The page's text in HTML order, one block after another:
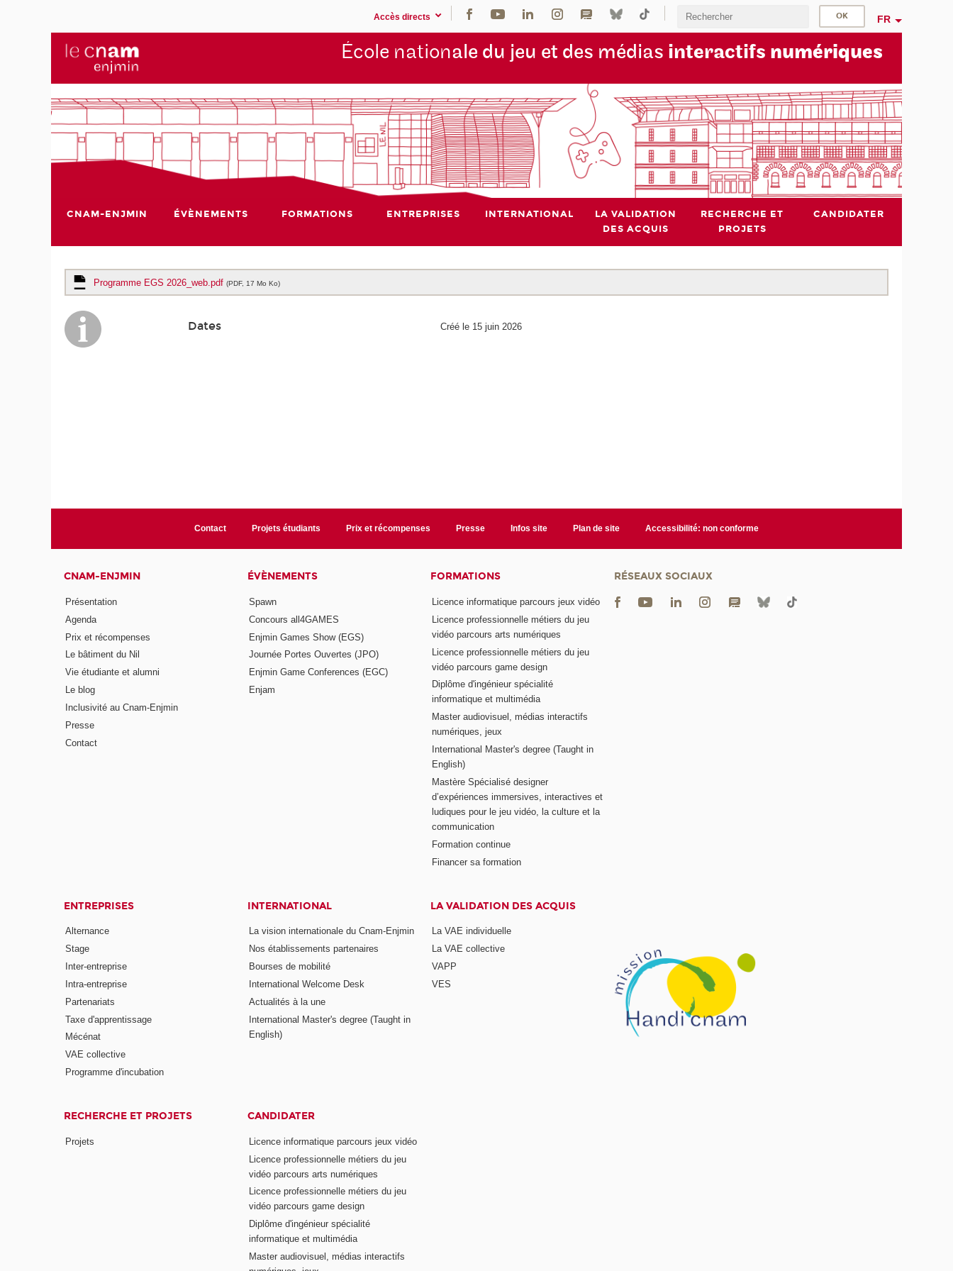
Accès directs FR
École nationale du jeu et des médias interactifs numériques
CNAM-ENJMIN ÉVÈNEMENTS FORMATIONS ENTREPRISES INTERNATIONAL
LA VALIDATION
DES ACQUIS
RECHERCHE ET
PROJETS
CANDIDATER
Programme EGS 2026_web.pdf(PDF, 17 Mo Ko)
Dates Créé le 15 juin 2026
Contact Projets étudiants Prix et récompenses Presse Infos site Plan de site Accessibilité: non conforme
CNAM-ENJMIN
Présentation
Agenda
Prix et récompenses
Le bâtiment du Nil
Vie étudiante et alumni
Le blog
Inclusivité au Cnam-Enjmin
Presse
Contact
ÉVÈNEMENTS
Spawn
Concours all4GAMES
Enjmin Games Show (EGS)
Journée Portes Ouvertes (JPO)
Enjmin Game Conferences (EGC)
Enjam
FORMATIONS
Licence informatique parcours jeux vidéo
Licence professionnelle métiers du jeu
vidéo parcours arts numériques
Licence professionnelle métiers du jeu
vidéo parcours game design
Diplôme d'ingénieur spécialité
informatique et multimédia
Master audiovisuel, médias interactifs
numériques, jeux
International Master's degree (Taught in
English)
Mastère Spécialisé designer
d’expériences immersives, interactives et
ludiques pour le jeu vidéo, la culture et la
communication
Formation continue
Financer sa formation
ENTREPRISES
Alternance
Stage
Inter-entreprise
Intra-entreprise
Partenariats
Taxe d'apprentissage
Mécénat
VAE collective
Programme d'incubation
INTERNATIONAL
La vision internationale du Cnam-Enjmin
Nos établissements partenaires
Bourses de mobilité
International Welcome Desk
Actualités à la une
International Master's degree (Taught in
English)
LA VALIDATION DES ACQUIS
La VAE individuelle
La VAE collective
VAPP
VES
RECHERCHE ET PROJETS
Projets
CANDIDATER
Licence informatique parcours jeux vidéo
Licence professionnelle métiers du jeu
vidéo parcours arts numériques
Licence professionnelle métiers du jeu
vidéo parcours game design
Diplôme d'ingénieur spécialité
informatique et multimédia
Master audiovisuel, médias interactifs
RÉSEAUX SOCIAUX